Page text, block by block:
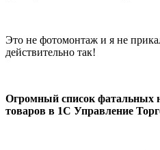
Это не фотомонтаж и я не
действительно так!
Огромный список фатальных
товаров в 1С Управление